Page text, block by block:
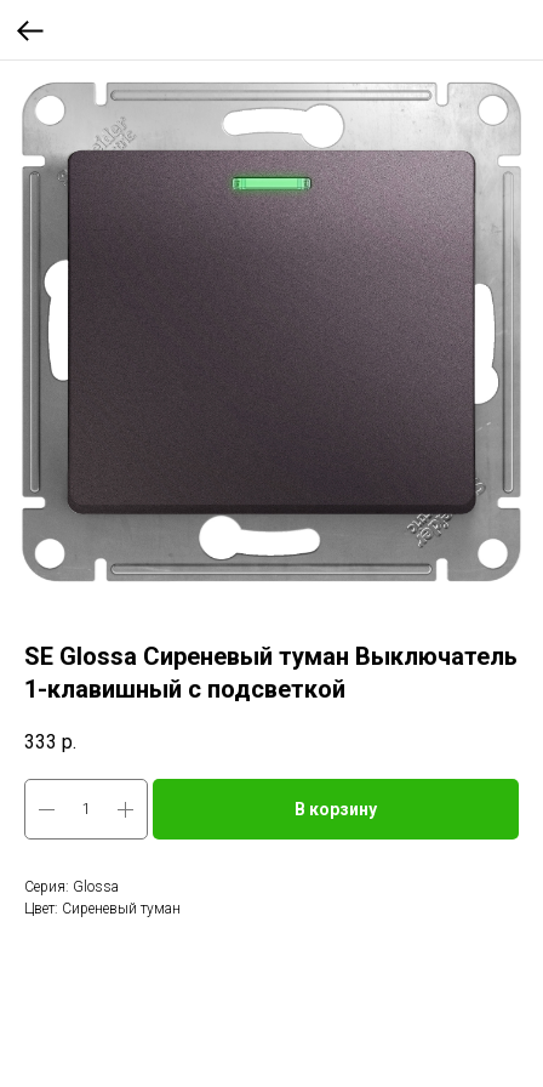
SE Glossa Сиреневый туман Выключатель
1-клавишный с подсветкой
333 р.
В корзину
Серия: Glossa
Цвет: Сиреневый туман